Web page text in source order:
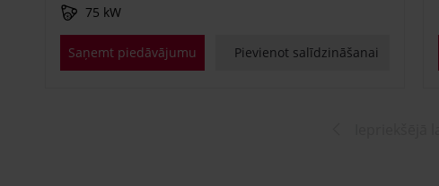
75 kW
Saņemt piedāvājumu Pievienot salīdzināšanai